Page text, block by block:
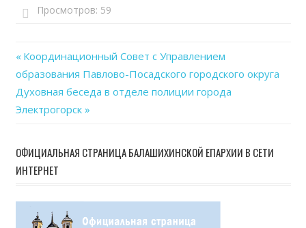
Просмотров: 59
Навигация
по
Previous
Post:
Координационный Совет с Управлением
образования Павлово-Посадского городского округа
Next
Post:
Духовная беседа в отделе полиции города
Электрогорск
ОФИЦИАЛЬНАЯ СТРАНИЦА БАЛАШИХИНСКОЙ ЕПАРХИИ В СЕТИ
ИНТЕРНЕТ